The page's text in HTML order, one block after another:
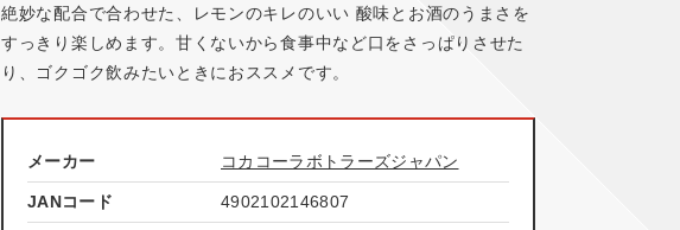
絶妙な配合で合わせた、レモンのキレのいい 酸味とお酒のうまさを
すっきり楽しめます。甘くないから食事中など口をさっぱりさせた
り、ゴクゴク飲みたいときにおススメです。
メーカー コカコーラボトラーズジャパン
JANコード 4902102146807